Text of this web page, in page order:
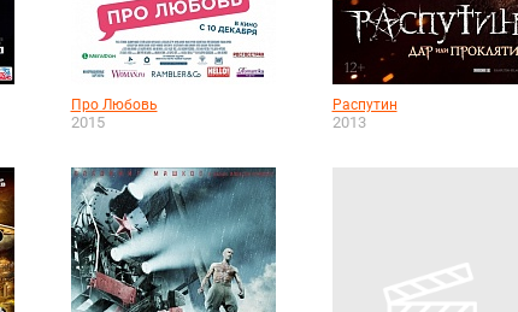
Про Любовь
2015
Распутин
2013